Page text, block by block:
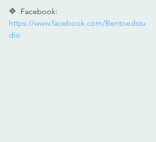
🔷  Facebook:
https://www.facebook.com/Bentoedstu
dio